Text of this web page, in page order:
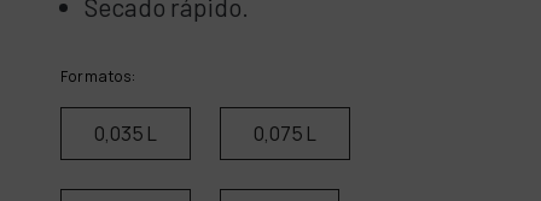
Secado rápido.
Formatos:
0,035 L 0,075 L